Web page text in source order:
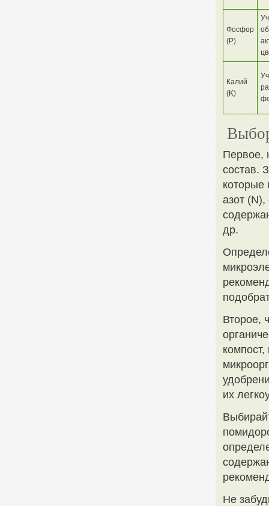
Фосфор
(P)
Калий
(K)
Первое,
состав.
азот
др.
Второе,
их
Не